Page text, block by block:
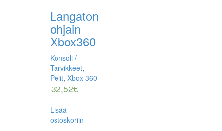
Langaton
ohjain
Xbox360
Konsoli /
Tarvikkeet,
Pelit, Xbox 360
32,52€
Lisää
ostoskoriin